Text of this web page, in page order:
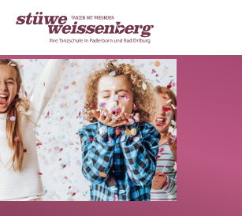
Zum Hauptinhalt springen